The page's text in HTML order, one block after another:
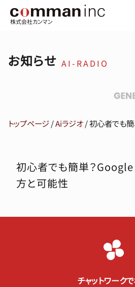
株式会社カンマン
お知らせ AI-RADIO
トップページ/Aiラジオ/初心者でも
初心者でも簡単？
方と可能性
チャットワーク